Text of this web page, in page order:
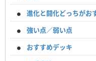
進化と闘化どっちがお
強い点／弱い点
おすすめデッキ